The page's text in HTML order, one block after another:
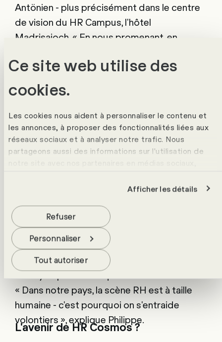
Ce site web utilise des
cookies.
Les cookies nous aident à personnaliser le contenu et
les annonces, à proposer des fonctionnalités liées aux
réseaux sociaux et à analyser notre trafic. Nous
partageons aussi des informations sur l'utilisation de
d'autres données que tu leur as fournies ou qu'ils ont
en savoir plus, consulte notre politique de
des données.
Afficher les détails
Tout autoriser
Personnaliser
Refuser
Antönien - plus précisément dans le centre
de vision du HR Campus, l'hôtel
Madrisajoch. « En nous promenant, en
ateliers intensifs, nous avons façonné HR
Cosmos, en nous basant sur la technologie
intelligente Starmind », se souvient Philippe.
Avec toujours en tête l'objectif de faciliter
les échanges entre les responsables RH en
Suisse.
Une encyclopédie intelligente
l'homme - c'est là qu'intervient HR Cosmos.
reçoit une réponse fondée de la part d'un
professionnel. C'est ainsi que la plate-forme
s'est développée au cours des cinq
dernières années pour devenir une sorte
d'encyclopédie des questions RH en Suisse.
« Dans notre pays, la scène RH est à taille
humaine - c'est pourquoi on s'entraide
volontiers », explique Philippe.
L'avenir de HR Cosmos ?